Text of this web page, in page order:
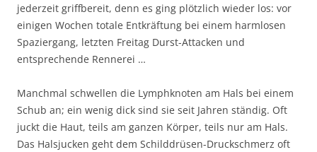
jederzeit griffbereit, denn es ging plötzlich wieder los: vor
einigen Wochen totale Entkräftung bei einem harmlosen
Spaziergang, letzten Freitag Durst-Attacken und
entsprechende Rennerei …
Manchmal schwellen die Lymphknoten am Hals bei einem
Schub an; ein wenig dick sind sie seit Jahren ständig. Oft
juckt die Haut, teils am ganzen Körper, teils nur am Hals.
Das Halsjucken geht dem Schilddrüsen-Druckschmerz oft